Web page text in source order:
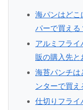
海パンはどこ
パーで買える
アルミフライ
販の購入先
海苔パンチは
ンターで買え
仕切りフライ